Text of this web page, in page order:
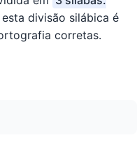
divisão silábica é
corretas.